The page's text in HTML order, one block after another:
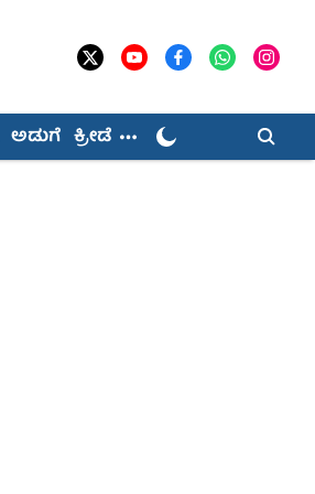
ಅಡುಗೆ ಕ್ರೀಡೆ